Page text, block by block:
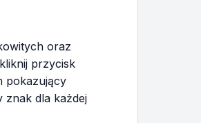
oraz
przycisk
pokazujący
dla każdej